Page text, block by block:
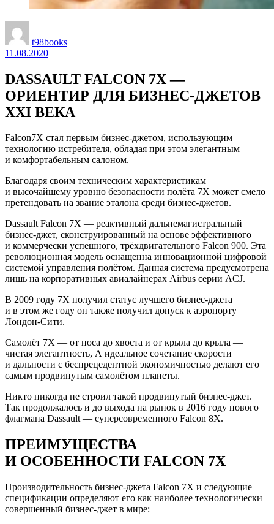
t98books
11.08.2020
DASSAULT FALCON 7X —
ОРИЕНТИР ДЛЯ БИЗНЕС-ДЖЕТОВ
XXI ВЕКА
Falcon7X стал первым бизнес-джетом, использующим
технологию истребителя, обладая при этом элегантным
и комфортабельным салоном.
Благодаря своим техническим характеристикам
и высочайшему уровню безопасности полёта 7X может смело
претендовать на звание эталона среди бизнес-джетов.
Dassault Falcon 7X — реактивный дальнемагистральный
бизнес-джет, сконструированный на основе эффективного
и коммерчески успешного, трёхдвигательного Falcon 900. Эта
революционная модель оснащенна инновационной цифровой
системой управления полётом. Данная система предусмотрена
лишь на корпоративных авиалайнерах Airbus серии ACJ.
В 2009 году 7X получил статус лучшего бизнес-джета
и в этом же году он также получил допуск к аэропорту
Лондон-Сити.
Самолёт 7X — от носа до хвоста и от крыла до крыла —
чистая элегантность, А идеальное сочетание скорости
и дальности с беспрецедентной экономичностью делают его
самым продвинутым самолётом планеты.
Никто никогда не строил такой продвинутый бизнес-джет.
Так продолжалось и до выхода на рынок в 2016 году нового
флагмана Dassault — суперсовременного Falcon 8X.
ПРЕИМУЩЕСТВА
И ОСОБЕННОСТИ FALCON 7X
Производительность бизнес-джета Falcon 7X и следующие
спецификации определяют его как наиболее технологически
совершенный бизнес-джет в мире: